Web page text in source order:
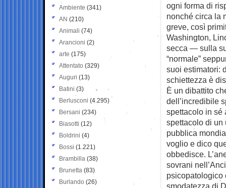
ogni forma di
nonché circa la
greve, così
Washington,
secca — sulla
“normale”
suoi estimatori:
schiettezza è
È un dibattito
dell’incredibile
spettacolo in sé
spettacolo di un
pubblica
voglio e dico
obbedisce.
sovrani
psicopatologico
smodatezza di
Ambiente (341)
AN (210)
Animali (74)
Arancioni (2)
arte (175)
Attentato (329)
Auguri (13)
Batini (3)
Berlusconi (4.295)
Bersani (234)
Biasotti (12)
Boldrini (4)
Bossi (1.221)
Brambilla (38)
Brunetta (83)
Burlando (26)